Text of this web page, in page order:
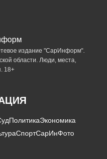
издание "СарИнформ".
области. Люди, места,
18+
ПолитикаЭкономика
СпортСарИнФото